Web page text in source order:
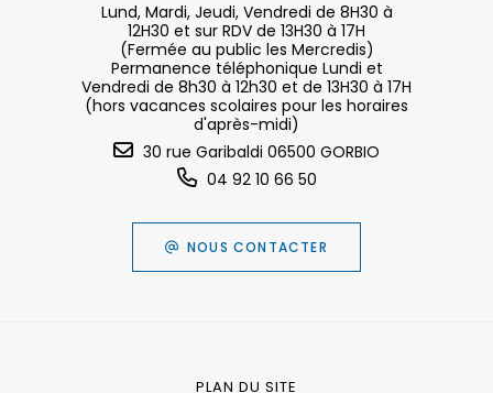
Lund, Mardi, Jeudi, Vendredi de 8H30 à
12H30 et sur RDV de 13H30 à 17H
(Fermée au public les Mercredis)
Permanence téléphonique Lundi et
Vendredi de 8h30 à 12h30 et de 13H30 à 17H
(hors vacances scolaires pour les horaires
d'après-midi)
30 rue Garibaldi 06500 GORBIO
04 92 10 66 50
NOUS CONTACTER
PLAN DU SITE